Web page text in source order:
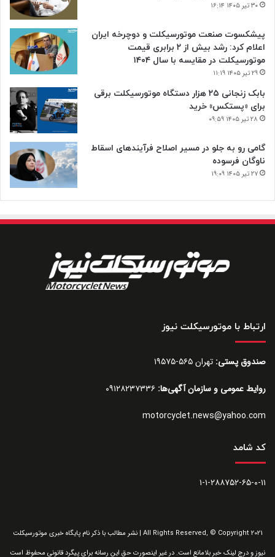
۳۰ تیر ۱۴۰۵ ۱۶:۱۴
پیشکسوت صنعت موتورسیکلت و دوچرخه ایران
اعلام کرد: رشد بیش از ۲ برابری قیمت
موتورسیکلت در مقایسه با سال ۱۴۰۴
۲۹ تیر ۱۴۰۵ ۱۱:۱۹
بابک زنجانی ۲۵ هزار دستگاه موتورسیکلت برقی
برای «پستکس» خرید
۲۸ تیر ۱۴۰۵ ۰۹:۵۹
گامی رو به جلو در مسیر اصلاح فرآیندهای اسقاط
ناوگان فرسوده
۲۷ تیر ۱۴۰۵ ۱۹:۰۹
ارتباط با موتورسیکلت نیوز
صندوق پستی: تهران ۵۶۵-۱۹۵۷۵
روایط عمومی و سازمان آگهی‌ها:
motorcyclet.news@yahoo.com
کد شامد
۱-۱-۲۸۸۷۵۲-۶۵-۰-۱۱
All Rights Reserved, © Copyright 2021 | نشر مطالب با ذکر نام پایگاه خبری موتورسیکلت
نیوز و درج لینک خبر بلامانع است. در غیر اینصورت حق این رسانه برای پیگرد قانونی محفوظ است